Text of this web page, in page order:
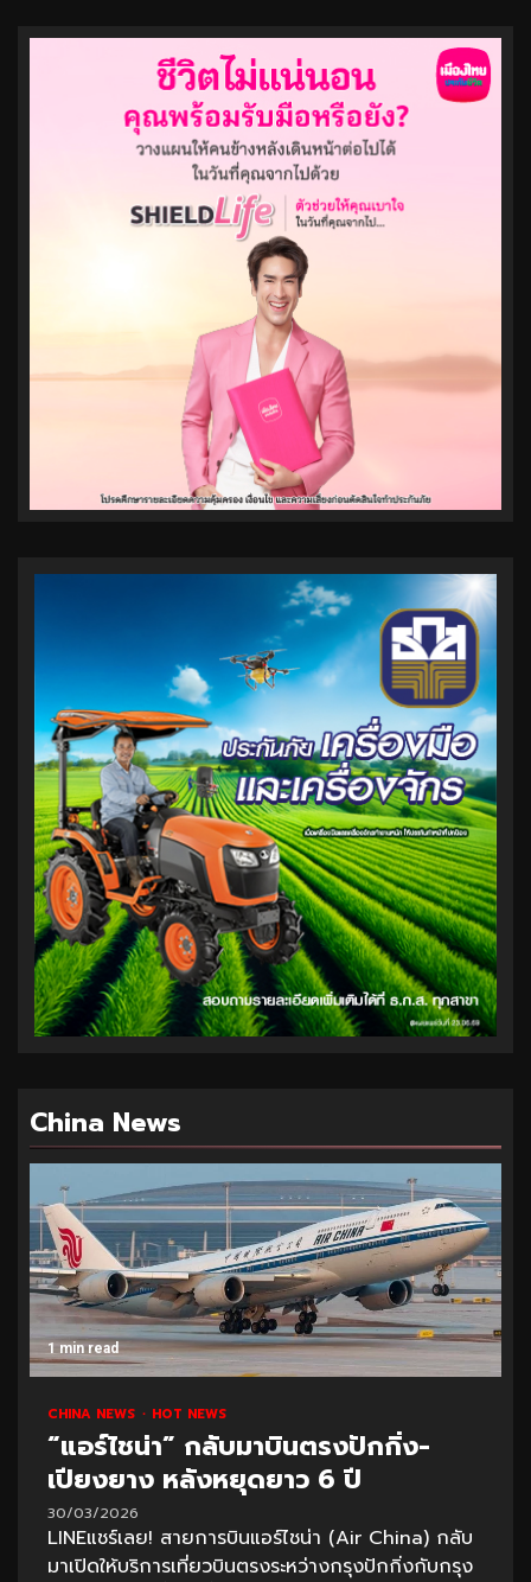
China News
1 min read
CHINA NEWS HOT NEWS
“แอร์ไชน่า” กลับมาบินตรงปักกิ่ง-
เปียงยาง หลังหยุดยาว 6 ปี
30/03/2026
LINEแชร์เลย! สายการบินแอร์ไชน่า (Air China) กลับ
มาเปิดให้บริการเที่ยวบินตรงระหว่างกรุงปักกิ่งกับกรุง